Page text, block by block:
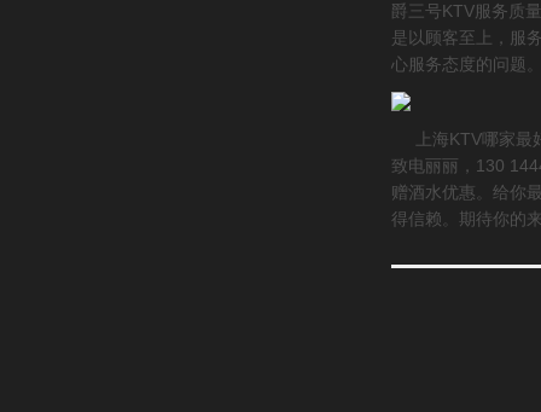
爵三号KTV服务质
是以顾客至上，服
心服务态度的问题
上海KTV哪家最
致电丽丽，130
赠酒水优惠。给你
得信赖。期待你的